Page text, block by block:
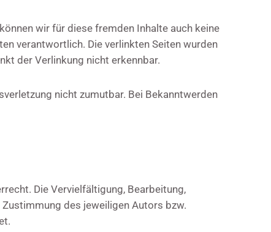
wir für diese fremden Inhalte auch keine
verantwortlich. Die verlinkten Seiten wurden
der Verlinkung nicht erkennbar.
nicht zumutbar. Bei Bekanntwerden
Die Vervielfältigung, Bearbeitung,
des jeweiligen Autors bzw.